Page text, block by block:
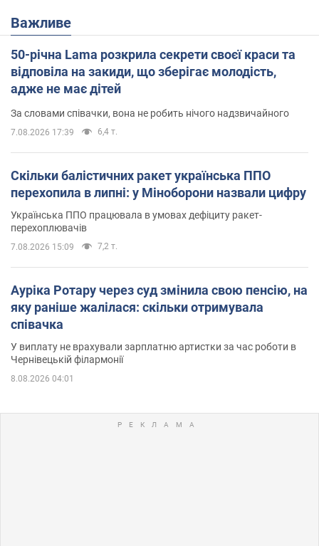
Важливе
50-річна Lama розкрила секрети своєї краси та
відповіла на закиди, що зберігає молодість,
адже не має дітей
За словами співачки, вона не робить нічого надзвичайного
7.08.2026 17:39 6,4 т.
Скільки балістичних ракет українська ППО
перехопила в липні: у Міноборони назвали цифру
Українська ППО працювала в умовах дефіциту ракет-
перехоплювачів
7.08.2026 15:09 7,2 т.
Ауріка Ротару через суд змінила свою пенсію, на
яку раніше жалілася: скільки отримувала
співачка
У виплату не врахували зарплатню артистки за час роботи в
Чернівецькій філармонії
8.08.2026 04:01